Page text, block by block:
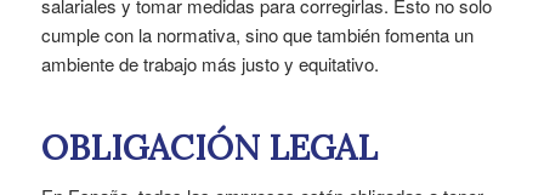
salariales y tomar medidas para corregirlas. Esto no solo
cumple con la normativa, sino que también fomenta un
ambiente de trabajo más justo y equitativo.
OBLIGACIÓN LEGAL